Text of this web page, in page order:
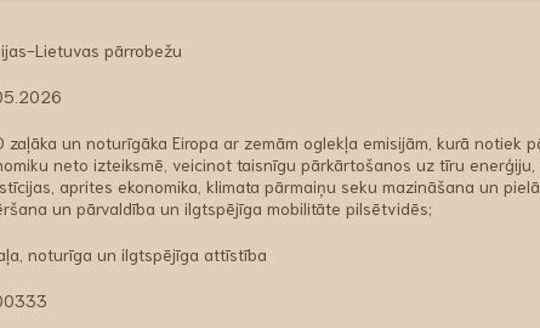
Lietuvas pārrobežu
zaļāka un noturīgāka Eiropa ar zemām oglekļa emisijām, kurā notiek
neto izteiksmē, veicinot taisnīgu pārkārtošanos uz tīru enerģiju,
aprites ekonomika, klimata pārmaiņu seku mazināšana un
un pārvaldība un ilgtspējīga mobilitāte pilsētvidēs;
noturīga un ilgtspējīga attīstība